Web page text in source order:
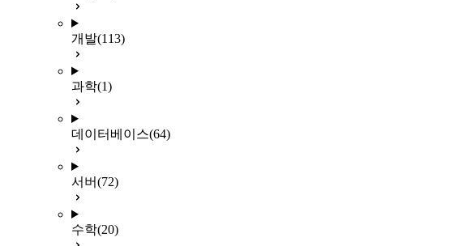
개발(113)
과학(1)
데이터베이스(64)
서버(72)
수학(20)